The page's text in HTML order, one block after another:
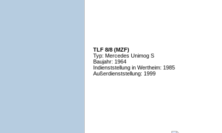
TLF 8/8 (MZF)
Typ: Mercedes Unimog S
Baujahr: 1964
Indienststellung in Wertheim: 1985
Außerdienststellung: 1999